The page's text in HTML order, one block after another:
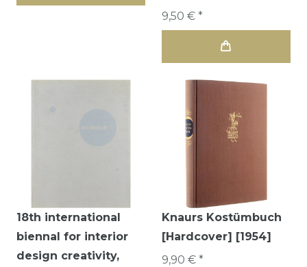
9,50 € *
18th international
biennal for interior
design creativity,
Knaurs Kostümbuch
[Hardcover] [1954]
9,90 € *